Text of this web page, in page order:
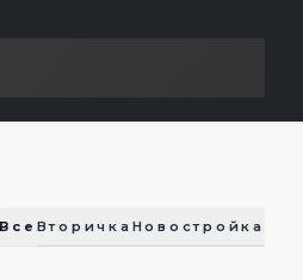
Все Вторичка Новостройка